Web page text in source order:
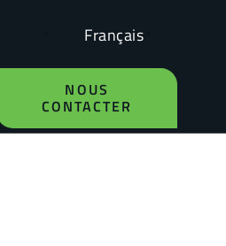
Français
NOUS
CONTACTER